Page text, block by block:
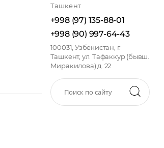
Ташкент
+998 (97) 135-88-01
+998 (90) 997-64-43
100031, Узбекистан, г.
Ташкент, ул. Тафаккур (бывш.
Миракилова) д. 22